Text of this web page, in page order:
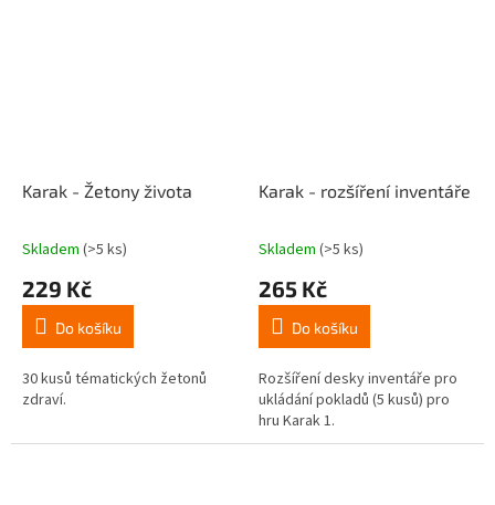
Karak - Žetony života
Průměrné
produktu
4,7
5
hvězdiček.
Skladem (>5 ks)
229 Kč
Do košíku
30 kusů tématických žetonů
zdraví.
Karak - rozšíření inventáře
Průměrné
produktu
4,1
5
hvězdiček.
Skladem (>5 ks)
265 Kč
Do košíku
Rozšíření desky inventáře pro
ukládání pokladů (5 kusů) pro
hru Karak 1.